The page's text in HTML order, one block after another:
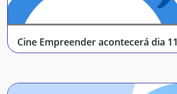
Cine Empreender acontecerá dia 11